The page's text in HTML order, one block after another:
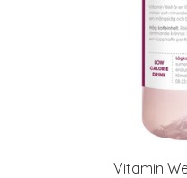
Vitamin